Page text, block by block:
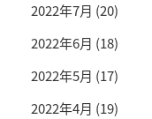
2022年7月 (20)
2022年6月 (18)
2022年5月 (17)
2022年4月 (19)